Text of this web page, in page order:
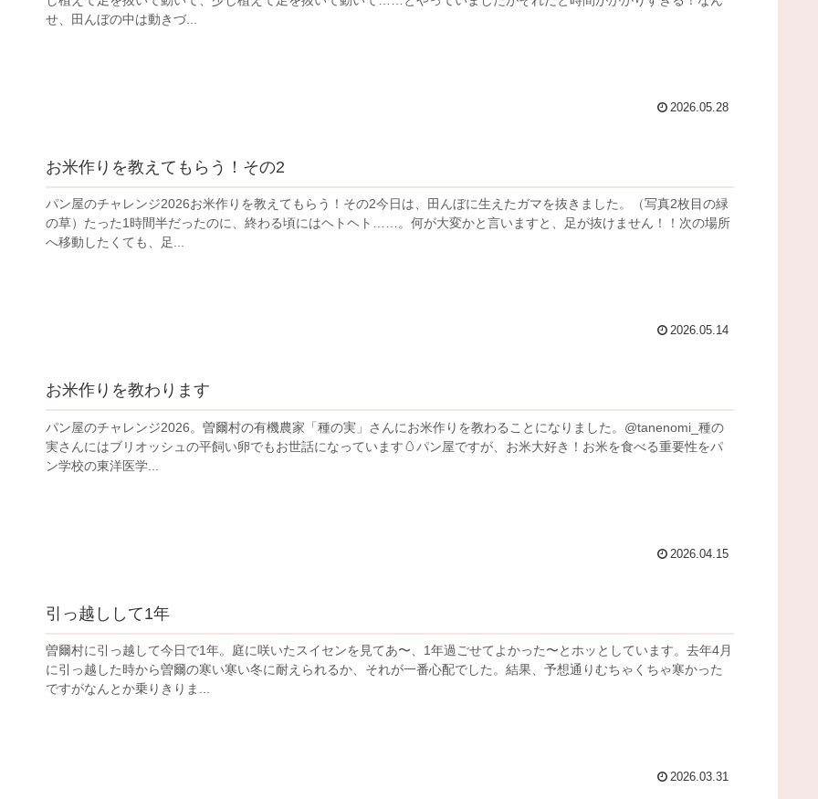
せ、田んぼの中は動きづ...
2026.05.28
お米作りを教えてもらう！その2
パン屋のチャレンジ2026お米作りを教えてもらう！その2今日は、田んぼに生えたガマを抜きました。（写真2枚目の緑
の草）たった1時間半だったのに、終わる頃にはヘトヘト……。何が大変かと言いますと、足が抜けません！！次の場所
へ移動したくても、足...
2026.05.14
お米作りを教わります
パン屋のチャレンジ2026。曽爾村の有機農家「種の実」さんにお米作りを教わることになりました。@tanenomi_種の
実さんにはブリオッシュの平飼い卵でもお世話になっています🥚パン屋ですが、お米大好き！お米を食べる重要性をパ
ン学校の東洋医学...
2026.04.15
引っ越しして1年
曽爾村に引っ越して今日で1年。庭に咲いたスイセンを見てあ〜、1年過ごせてよかった〜とホッとしています。去年4月
に引っ越した時から曽爾の寒い寒い冬に耐えられるか、それが一番心配でした。結果、予想通りむちゃくちゃ寒かった
ですがなんとか乗りきりま...
2026.03.31